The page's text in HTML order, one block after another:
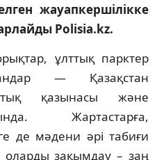
жауапкершілікке
Polisia.kz.
ұлттық парктер
— Қазақстан
қазынасы және
Жартастарға,
де мәдени әрі табиғи
оларды зақымдау – заң